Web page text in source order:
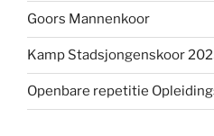
Goors Mannenkoor
Kamp Stadsjongenskoor
Openbare repetitie